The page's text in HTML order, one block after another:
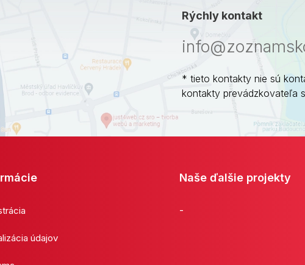
Rýchly kontakt
* tieto kontakty nie sú
kontakty prevádzkovateľa
údajov
Naše ďalšie projekty
-